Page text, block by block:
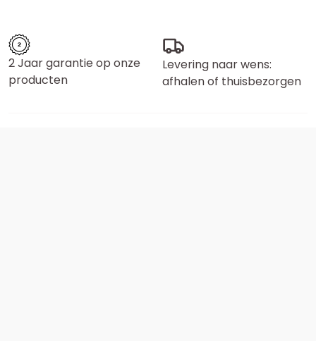
2 Jaar garantie op onze
producten
Levering naar wens:
afhalen of thuisbezorgen